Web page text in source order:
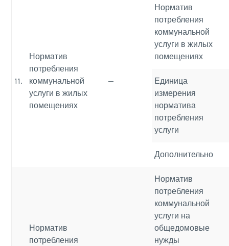
11.
Норматив
потребления
коммунальной
услуги в жилых
помещениях
—
Норматив
потребления
коммунальной
услуги в жилых
помещениях
Единица
измерения
норматива
потребления
услуги
Дополнительно
Норматив
потребления
Норматив
потребления
коммунальной
услуги на
общедомовые
нужды